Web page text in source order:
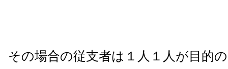
その場合の従支者は１人１人が目的